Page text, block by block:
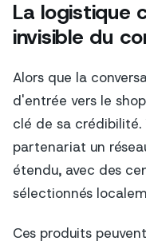
La logistique
invisible du
Alors que la
d'entrée vers le
clé de sa
partenariat un
étendu, avec des
sélectionnés
Ces produits